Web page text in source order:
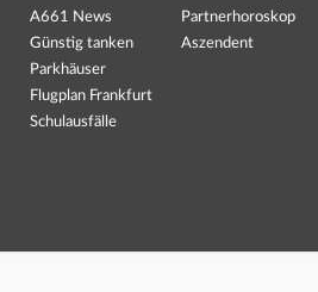
A661 News
Günstig tanken
Parkhäuser
Flugplan Frankfurt
Schulausfälle
Partnerhoroskop
Aszendent